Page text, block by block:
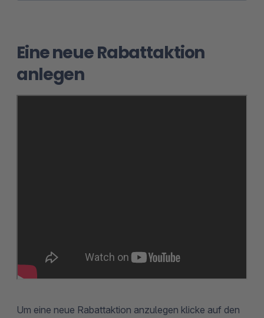
Eine neue Rabattaktion
anlegen
Um eine neue Rabattaktion anzulegen klicke auf den